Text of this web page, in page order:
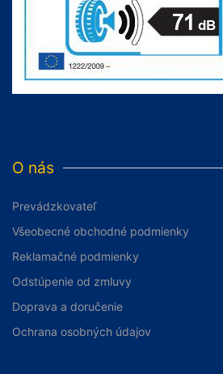
O nás
Prevádzkovateľ
Všeobecné obchodné podmienky
Reklamačné podmienky
Odstúpenie od zmluvy
Doprava a doručenie
Ochrana osobných údajov